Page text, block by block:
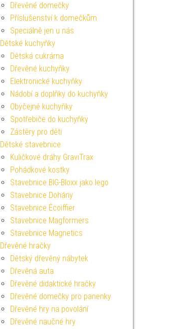
Dřevěné domečky
Příslušenství k domečkům
Speciálně jen u nás
Dětské kuchyňky
Dětská cukrárna
Dřevěné kuchyňky
Elektronické kuchyňky
Nádobí a doplňky do kuchyňky
Obyčejné kuchyňky
Spotřebiče do kuchyňky
Zástěry pro děti
Dětské stavebnice
Kuličkové dráhy GraviTrax
Pohádkové kostky
Stavebnice BIG-Bloxx jako lego
Stavebnice Dohány
Stavebnice Écoiffier
Stavebnice Magformers
Stavebnice Magnetics
Dřevěné hračky
Dětský dřevěný nábytek
Dřevěná auta
Dřevěné didaktické hračky
Dřevěné domečky pro panenky
Dřevěné hry na povolání
Dřevěné naučné hry